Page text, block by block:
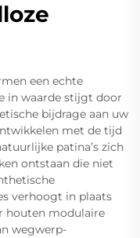
een echte
in waarde stijgt door
bijdrage aan uw
met de tijd
patina’s zich
ontstaan die niet
verhoogt in plaats
houten modulaire
wegwerp-